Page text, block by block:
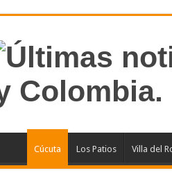
Cúcuta Los Patios Villa del